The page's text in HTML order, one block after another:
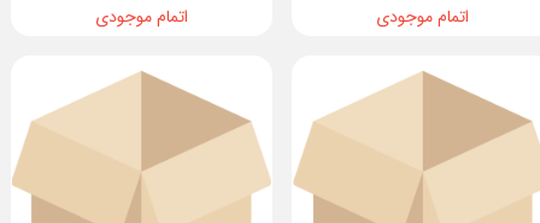
اتمام موجودی
اتمام موجودی